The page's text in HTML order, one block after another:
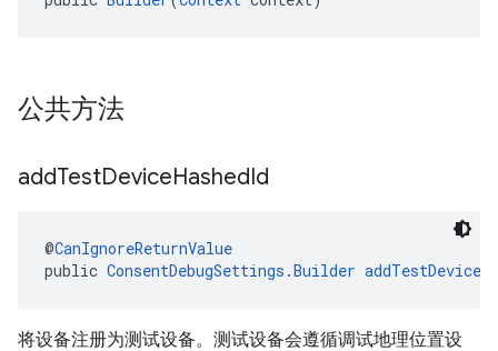
公共方法
addTestDeviceHashedId
@CanIgnoreReturnValue
public ConsentDebugSettings.Builder
将设备注册为测试设备。测试设备会遵循调试地理位置设